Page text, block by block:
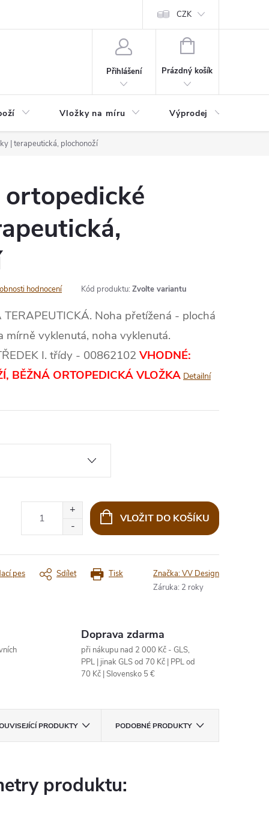
Vrácení, výměna nebo
CZK
Přihlášení
NÁKUPNÍ
Prázdný košík
Vložky na míru Výprodej
| terapeutická, plochonoží
ortopedické
hodnocení Kód produktu: Zvolte variantu
TERAPEUTICKÁ. Noha přetížená - plochá
mírně vyklenutá, noha vyklenutá.
I. třídy - 00862102 VHODNÉ:
BĚŽNÁ ORTOPEDICKÁ VLOŽKA Detailní
VLOŽIT DO KOŠÍKU
Tisk
pes Sdílet Značka:VV Design
Záruka: 2 roky
Doprava zdarma
při nákupu nad 2 000 Kč - GLS,
PPL | jinak GLS od 70 Kč | PPL od
70 Kč | Slovensko 5 €
PRODUKTY PODOBNÉ PRODUKTY
produktu: